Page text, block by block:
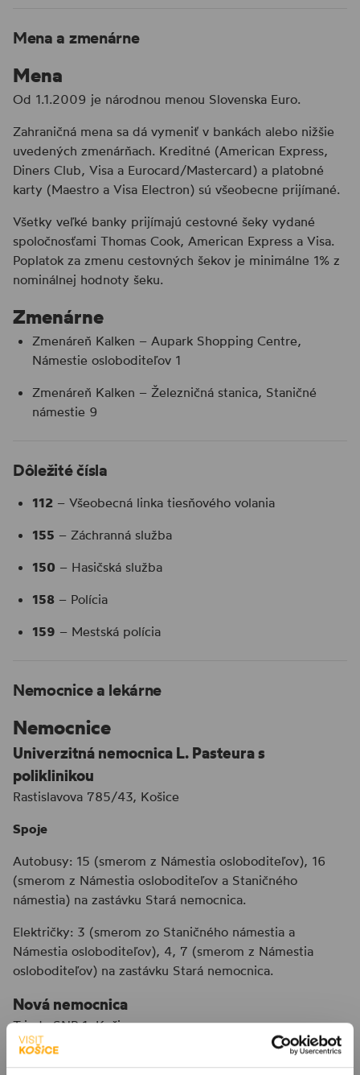
Mena a zmenárne
Mena
Od 1.1.2009 je národnou menou Slovenska Euro.
Zahraničná mena sa dá vymeniť v bankách alebo nižšie
uvedených zmenárňach. Kreditné (American Express,
Diners Club, Visa a Eurocard/Mastercard) a platobné
karty (Maestro a Visa Electron) sú všeobecne prijímané.
Všetky veľké banky prijímajú cestovné šeky vydané
spoločnosťami Thomas Cook, American Express a Visa.
Poplatok za zmenu cestovných šekov je minimálne 1% z
nominálnej hodnoty šeku.
Zmenárne
Zmenáreň Kalken – Aupark Shopping Centre,
Námestie osloboditeľov 1
Zmenáreň Kalken – Železničná stanica, Staničné
námestie 9
Dôležité čísla
112 – Všeobecná linka tiesňového volania
155 – Záchranná služba
150 – Hasičská služba
158 – Polícia
159 – Mestská polícia
Nemocnice a lekárne
Nemocnice
Univerzitná nemocnica L. Pasteura s
poliklinikou
Rastislavova 785/43, Košice
Spoje
Autobusy: 15 (smerom z Námestia osloboditeľov), 16
(smerom z Námestia osloboditeľov a Staničného
námestia) na zastávku Stará nemocnica.
Električky: 3 (smerom zo Staničného námestia a
Námestia osloboditeľov), 4, 7 (smerom z Námestia
osloboditeľov) na zastávku Stará nemocnica.
Nová nemocnica
Trieda SNP 1, Košice
Spoje